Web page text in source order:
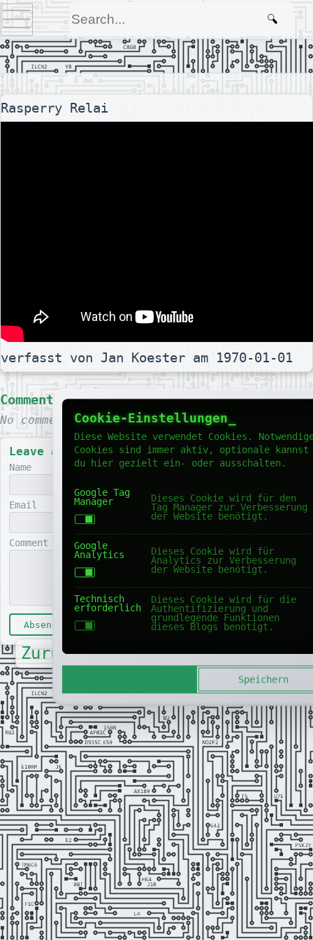
Rasperry Relai
verfasst von Jan Koester am 1970-01-01
Comments
No comments yet.
Leave a comment
Name
Email
Comment
Absenden
Zurück
Cookie-Einstellungen
Diese Website verwendet Cookies.
Cookies sind immer aktiv, optionale kannst
du hier gezielt ein- oder ausschalten.
Google Tag
Manager
Dieses Cookie wird für den
Tag Manager zur Verbesserung
der Website benötigt.
Google
Analytics
Dieses Cookie wird für
Analytics zur Verbesserung
der Website benötigt.
Technisch
erforderlich
Dieses Cookie wird für die
Authentifizierung und
grundlegende Funktionen
dieses Blogs benötigt.
Speichern